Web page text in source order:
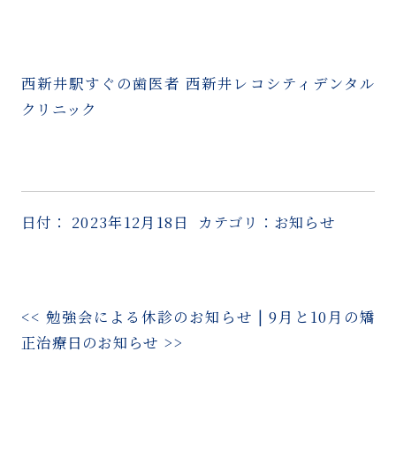
西新井駅すぐの歯医者 西新井レコシティデンタル
クリニック
日付： 2023年12月18日 カテゴリ： お知らせ
<< 勉強会による休診のお知らせ | 9月と10月の矯
正治療日のお知らせ >>